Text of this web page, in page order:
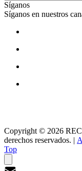
Síganos
Síganos en nuestros
Copyright © 2026
derechos reservados. |
Top